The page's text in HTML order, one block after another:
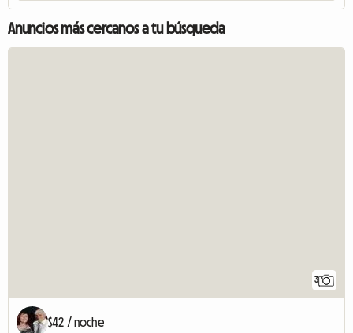
Anuncios más cercanos a tu búsqueda
3
$42 / noche